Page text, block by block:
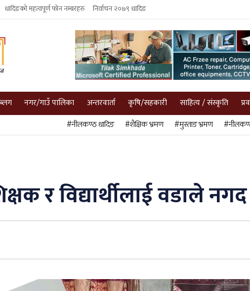
धादिङको महत्वपूर्ण फोन नम्बरहरु निर्वाचन २०७९ धादिङ
नगर/गाउँ पालिका अन्तरवार्ता कृषि/सहकारी साहित्य / संस्कृति
#नीलकण्ठ धादिङ #शैक्षिक भ्रमण #मुस्ताङ भ्रमण
र विद्यार्थीलाई वडाले